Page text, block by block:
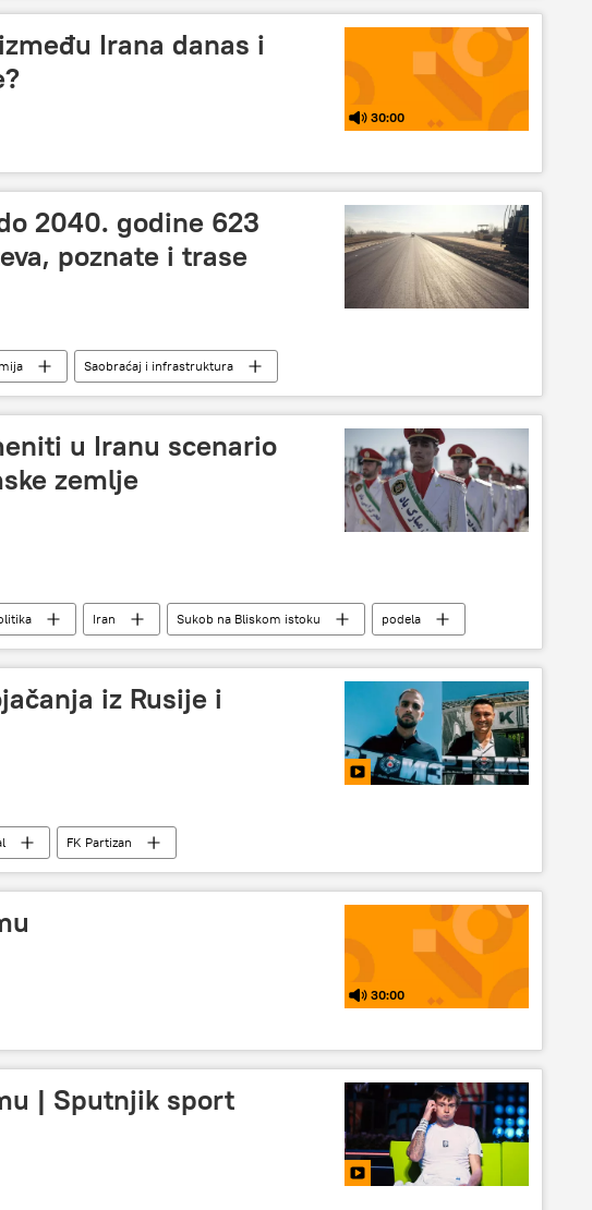
Irana danas i
30:00
2040. godine 623
poznate i trase
Saobraćaj i infrastruktura
u Iranu scenario
zemlje
Iran Sukob na Bliskom istoku
podela
Kurdi Analize i mišljenja
iz Rusije i
FK Partizan
30:00
| Sputnjik sport